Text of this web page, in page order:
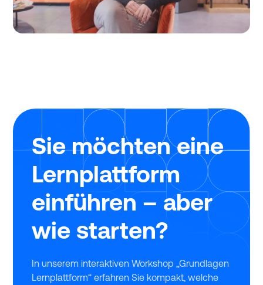
Sie möchten eine
Lernplattform
einführen – aber
wie starten?
In unserem interaktiven Workshop „Grundlagen
Lernplattform“ erfahren Sie kompakt, welche